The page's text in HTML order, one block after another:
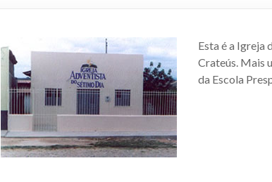
Esta é a Igreja
Crateús. Mais
da Escola